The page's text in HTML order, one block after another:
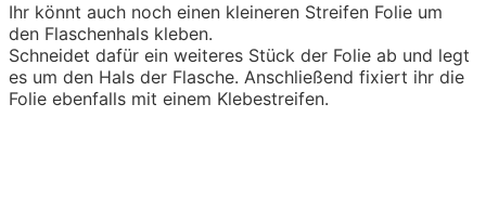
Ihr könnt auch noch einen kleineren Streifen Folie um
den Flaschenhals kleben.
Schneidet dafür ein weiteres Stück der Folie ab und legt
es um den Hals der Flasche. Anschließend fixiert ihr die
Folie ebenfalls mit einem Klebestreifen.